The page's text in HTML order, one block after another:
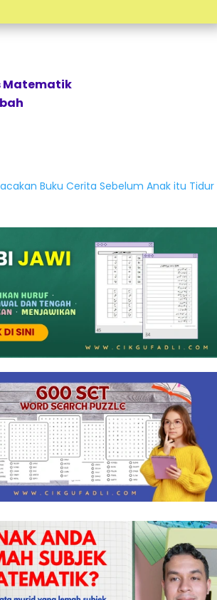
Matematik
Buku Cerita Sebelum Anak itu Tidur